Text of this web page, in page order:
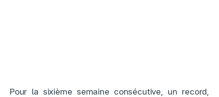
Pour la sixième semaine consécutive, un record,